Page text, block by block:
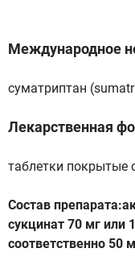
Международное
суматриптан
Лекарственная
таблетки покрытые
Состав
сукцинат 70 мг или
соответственно 50